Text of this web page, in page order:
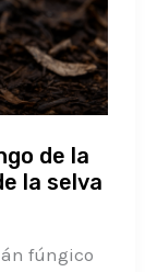
de la
la selva
fúngico